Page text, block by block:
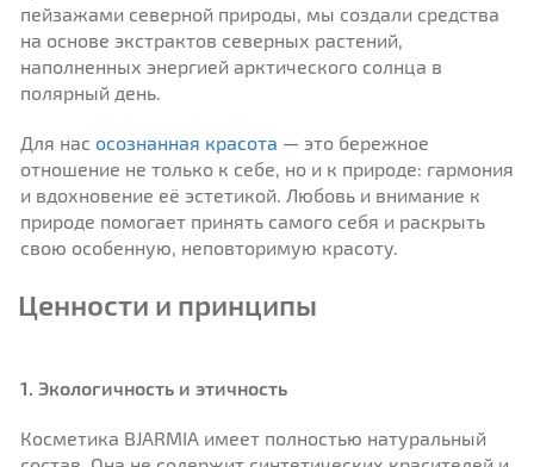
пейзажами северной природы, мы создали средства
на основе экстрактов северных растений,
наполненных энергией арктического солнца в
полярный день.
Для нас осознанная красота — это бережное
отношение не только к себе, но и к природе: гармония
и вдохновение её эстетикой. Любовь и внимание к
природе помогает принять самого себя и раскрыть
свою особенную, неповторимую красоту.
Ценности и принципы
1. Экологичность и этичность
Косметика BJARMIA имеет полностью натуральный